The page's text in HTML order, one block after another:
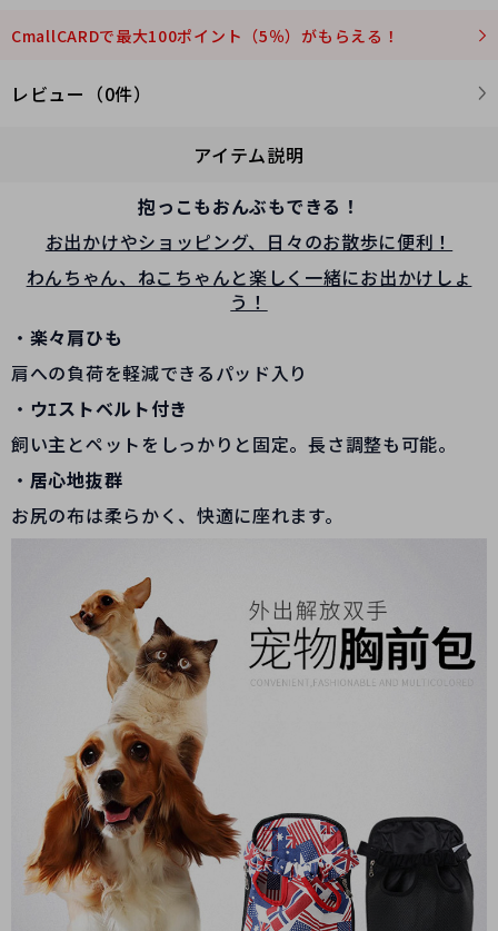
CmallCARDで最大100ポイント（5％）がもらえる！
レビュー（0件）
アイテム説明
抱っこもおんぶもできる！
お出かけやショッピング、日々のお散歩に便利！
わんちゃん、ねこちゃんと楽しく一緒にお出かけしょ
う！
・ 楽々肩ひも
肩への負荷を軽減できるパッド入り
・ ウｴストベルト付き
飼い主とペットをしっかりと固定。長さ調整も可能。
・ 居心地抜群
お尻の布は柔らかく、快適に座れます。